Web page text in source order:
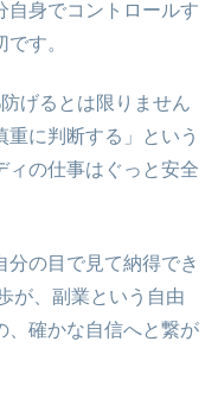
自身でコントロールす
す。
げるとは限りません
に判断する」という
ィの仕事はぐっと安全
の目で見て納得でき
が、副業という自由
、確かな自信へと繋が